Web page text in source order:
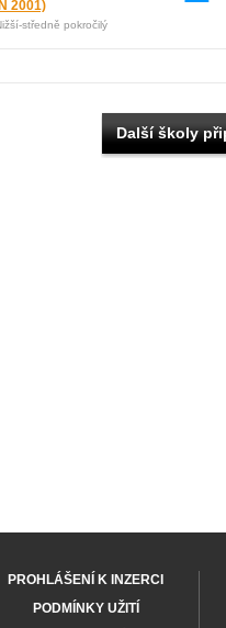
2001)
středně pokročilý
Další školy
PROHLÁŠENÍ K INZERCI
PODMÍNKY UŽITÍ